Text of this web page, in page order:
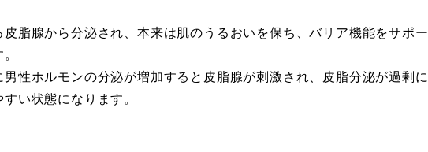
皮脂腺から分泌され、本来は肌のうるおいを保ち、バリア機能をサポー
男性ホルモンの分泌が増加すると皮脂腺が刺激され、皮脂分泌が過剰に
い状態になります。